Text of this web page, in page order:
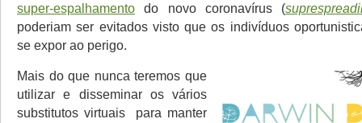
super-espalhamento do novo coronavírus (
poderiam ser evitados visto que os indivíduos
se expor ao perigo.
Mais do que nunca teremos que
utilizar e disseminar os vários
substitutos virtuais para manter